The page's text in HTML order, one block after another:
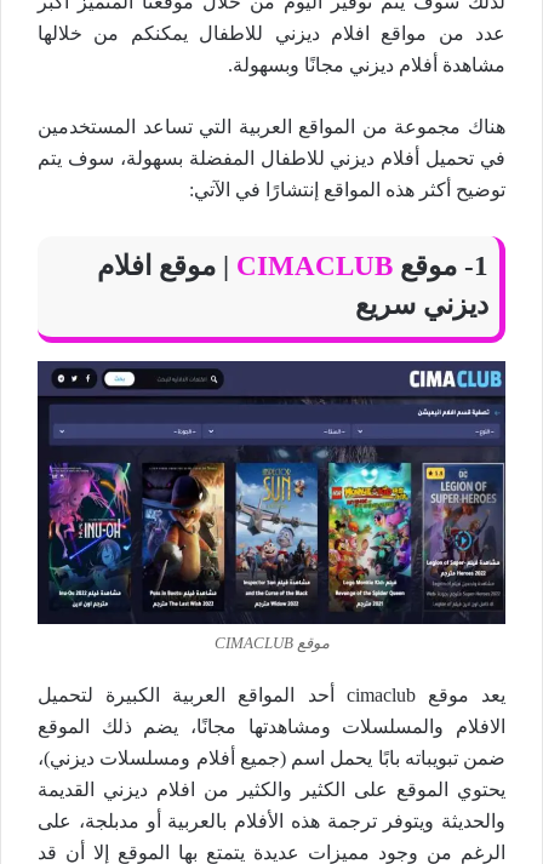
عدد من مواقع افلام ديزني للاطفال يمكنكم من خلالها
مشاهدة أفلام ديزني مجانًا وبسهولة.
هناك مجموعة من المواقع العربية التي تساعد المستخدمين
في تحميل أفلام ديزني للاطفال المفضلة بسهولة، سوف يتم
توضيح أكثر هذه المواقع إنتشارًا في الآتي:
1- موقع CIMACLUB | موقع افلام
ديزني سريع
موقع CIMACLUB
يعد موقع cimaclub أحد المواقع العربية الكبيرة لتحميل
الافلام والمسلسلات ومشاهدتها مجانًا، يضم ذلك الموقع
ضمن تبويباته بابًا يحمل اسم (جميع أفلام ومسلسلات ديزني)،
يحتوي الموقع على الكثير والكثير من افلام ديزني القديمة
والحديثة ويتوفر ترجمة هذه الأفلام بالعربية أو مدبلجة، على
الرغم من وجود مميزات عديدة يتمتع بها الموقع إلا أن قد